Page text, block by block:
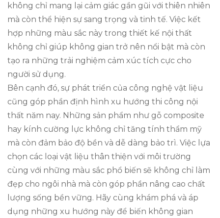
không chỉ mang lại cảm giác gần gũi với thiên nhiên
mà còn thể hiện sự sang trọng và tinh tế. Việc kết
hợp những màu sắc này trong thiết kế nội thất
không chỉ giúp không gian trở nên nổi bật mà còn
tạo ra những trải nghiệm cảm xúc tích cực cho
người sử dụng.
Bên cạnh đó, sự phát triển của công nghệ vật liệu
cũng góp phần định hình xu hướng thi công nội
thất năm nay. Những sản phẩm như gỗ composite
hay kính cường lực không chỉ tăng tính thẩm mỹ
mà còn đảm bảo độ bền và dễ dàng bảo trì. Việc lựa
chọn các loại vật liệu thân thiện với môi trường
cùng với những màu sắc phổ biến sẽ không chỉ làm
đẹp cho ngôi nhà mà còn góp phần nâng cao chất
lượng sống bền vững. Hãy cùng khám phá và áp
dụng những xu hướng này để biến không gian